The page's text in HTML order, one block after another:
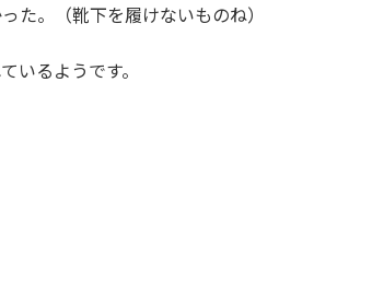
た。（靴下を履けないものね）
いるようです。